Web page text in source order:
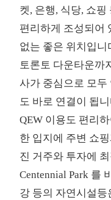
켓, 은행, 식당, 쇼
편리하게 조성되어
없는 좋은 위치입니
토론토 다운타운까
사가 중심으로 모두
도 바로 연결이 됩
QEW 이용도 편리
한 입지에 주변 쇼
진 거주와 투자에
Centennial Park 를
강 등의 자연시설등